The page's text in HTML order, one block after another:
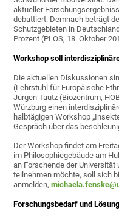
aktueller
debattiert. Demnach beträgt
Schutzgebieten in
Prozent (PLOS, 18. Oktober
Workshop soll
Die aktuellen Diskussionen
(Lehrstuhl für Europäische
Jürgen Tautz (Biozentrum,
Würzburg einen
halbtägigen Workshop
Gespräch über das
Der Workshop findet am
im Philosophiegebäude am
an Forschende der
teilnehmen möchte, soll sich
anmelden,
Forschungsbedarf und